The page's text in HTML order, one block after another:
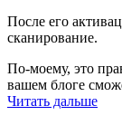
После его
сканирование.
По-моему, это
вашем блоге
Читать дальше